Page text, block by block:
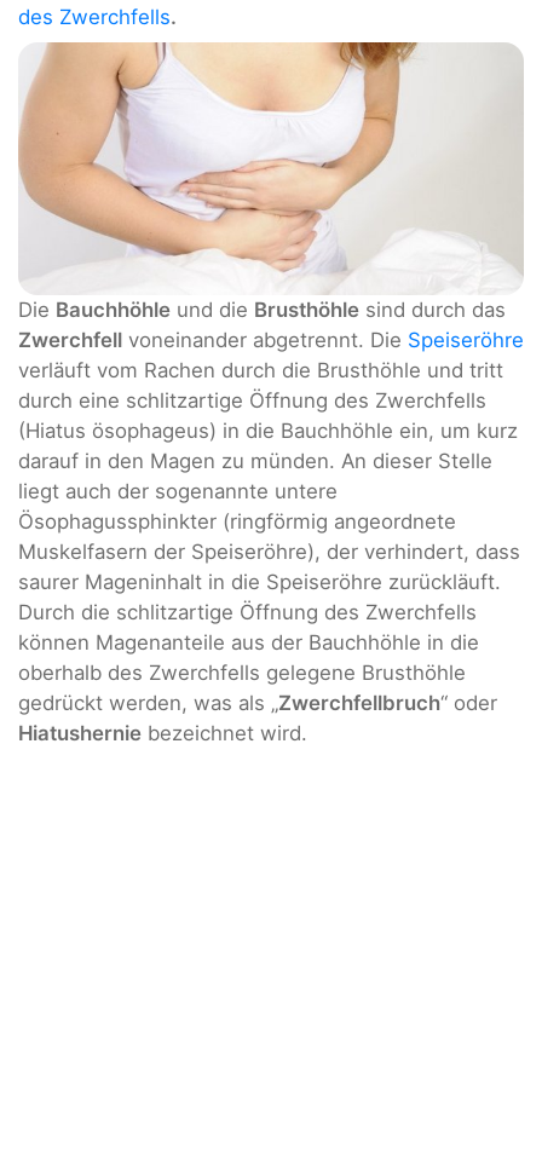
des Zwerchfells.
Die Bauchhöhle und die Brusthöhle sind durch das
Zwerchfell voneinander abgetrennt. Die Speiseröhre
verläuft vom Rachen durch die Brusthöhle und tritt
durch eine schlitzartige Öffnung des Zwerchfells
(Hiatus ösophageus) in die Bauchhöhle ein, um kurz
darauf in den Magen zu münden. An dieser Stelle
liegt auch der sogenannte untere
Ösophagussphinkter (ringförmig angeordnete
Muskelfasern der Speiseröhre), der verhindert, dass
saurer Mageninhalt in die Speiseröhre zurückläuft.
Durch die schlitzartige Öffnung des Zwerchfells
können Magenanteile aus der Bauchhöhle in die
oberhalb des Zwerchfells gelegene Brusthöhle
gedrückt werden, was als „Zwerchfellbruch“ oder
Hiatushernie bezeichnet wird.